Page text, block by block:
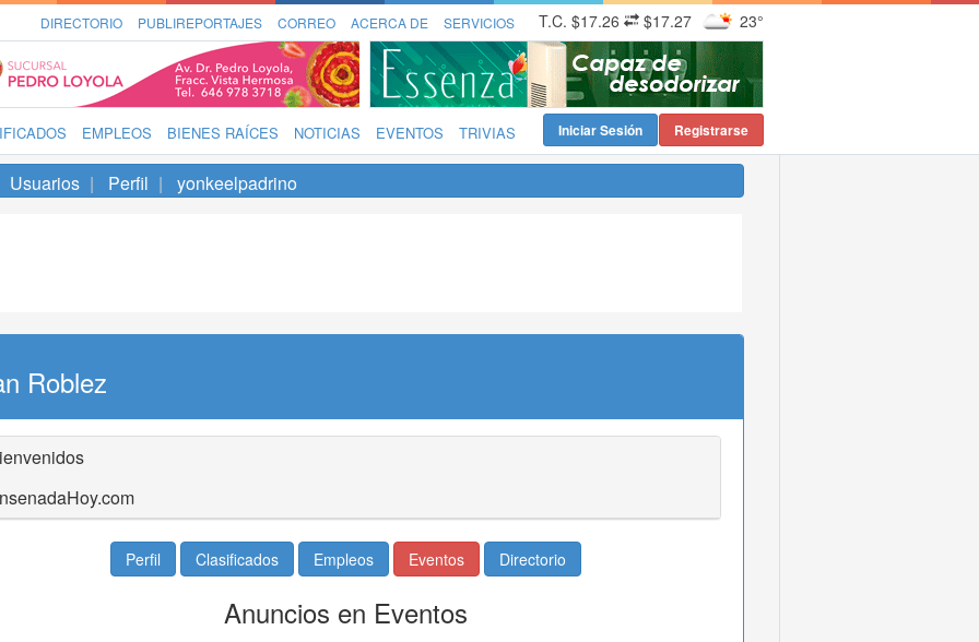
DIRECTORIO PUBLIREPORTAJES CORREO ACERCA DE SERVICIOS T.C. $17.26 $17.27 23°
EMPLEOS BIENES RAÍCES NOTICIAS EVENTOS TRIVIAS Registrarse
Iniciar Sesión
Usuarios Perfil yonkeelpadrino
Roblez
Perfil Clasificados Empleos Eventos Directorio
Anuncios en Eventos